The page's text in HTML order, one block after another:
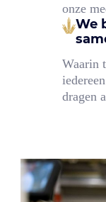
onze
We
Waarin
dragen